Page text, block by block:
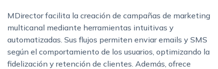
MDirector facilita la creación de campañas de marketing
multicanal mediante herramientas intuitivas y
automatizadas. Sus flujos permiten enviar emails y SMS
según el comportamiento de los usuarios, optimizando la
fidelización y retención de clientes. Además, ofrece